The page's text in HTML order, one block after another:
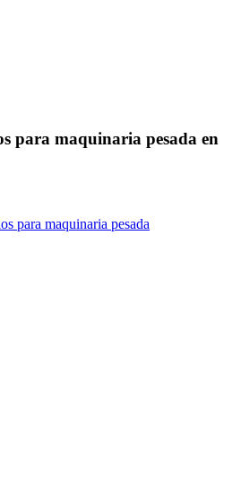
para maquinaria pesada en
para maquinaria pesada